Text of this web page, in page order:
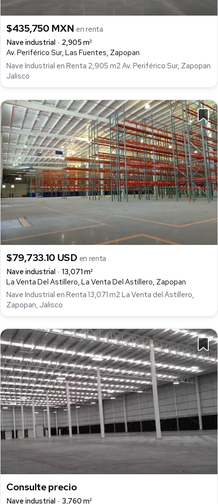
$435,750 MXN en renta
Nave industrial
2,905 m²
Av. Periférico Sur, Las Fuentes, Zapopan
Nave Industrial en Renta 2,905 m2 Av. Periférico Sur, Zapopan
Jalisco
$79,733.10 USD en renta
Nave industrial
13,071 m²
La Venta Del Astillero, La Venta Del Astillero, Zapopan
Nave Industrial en Renta 13,071 m2 La Venta del Astillero,
Zapopan, Jalisco
Consulte precio
Nave industrial 3,760 m²